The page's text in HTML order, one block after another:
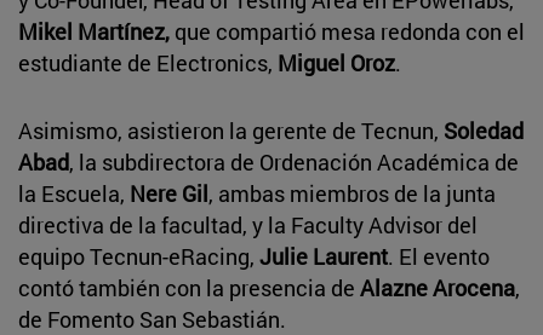
Mikel Martínez, que compartió mesa redonda con el
estudiante de Electronics, Miguel Oroz.
Asimismo, asistieron la gerente de Tecnun, Soledad
Abad, la subdirectora de Ordenación Académica de
la Escuela, Nere Gil, ambas miembros de la junta
directiva de la facultad, y la Faculty Advisor del
equipo Tecnun-eRacing, Julie Laurent. El evento
contó también con la presencia de Alazne Arocena,
de Fomento San Sebastián.